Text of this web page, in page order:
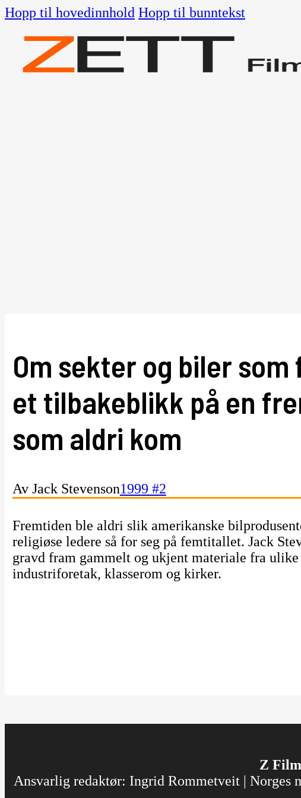
Hopp til hovedinnhold Hopp til bunntekst
Om sekter og biler som
et tilbakeblikk på en
som aldri kom
Av Jack Stevenson1999 #2
Fremtiden ble aldri slik amerikanske
religiøse ledere så for seg på femtitallet. Jack
gravd fram gammelt og ukjent materiale fra ulike
industriforetak, klasserom og kirker.
Z
Ansvarlig redaktør: Ingrid Rommetveit |